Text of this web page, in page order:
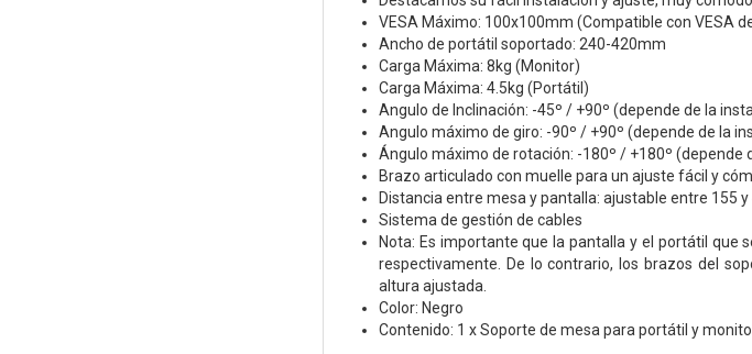
VESA Máximo: 100x100mm (Compatible con VESA
Ancho de portátil soportado: 240-420mm
Carga Máxima: 8kg (Monitor)
Carga Máxima: 4.5kg (Portátil)
Angulo de Inclinación: -45º / +90º (depende de la
Angulo máximo de giro: -90º / +90º (depende de la
Ángulo máximo de rotación: -180º / +180º (depende
Brazo articulado con muelle para un ajuste fácil y
Distancia entre mesa y pantalla: ajustable entre 155
Sistema de gestión de cables
Nota: Es importante que la pantalla y el portátil que
respectivamente. De lo contrario, los brazos del
altura ajustada.
Color: Negro
Contenido: 1 x Soporte de mesa para portátil y